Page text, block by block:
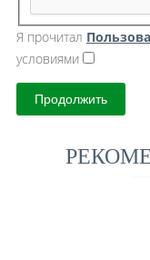
Я прочитал
условиями
Продолжить